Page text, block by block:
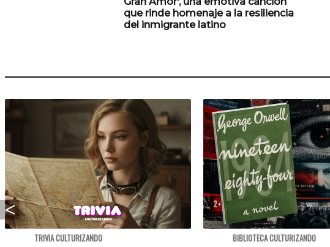
que rinde homenaje a la resiliencia
del inmigrante latino
TRIVIA CULTURIZANDO
BIBLIOTECA CULTURIZANDO